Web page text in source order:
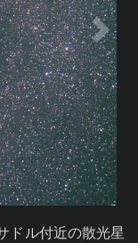
ドル付近の散光星